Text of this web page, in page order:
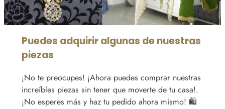
Puedes adquirir algunas de nuestras
piezas
¡No te preocupes! ¡Ahora puedes comprar nuestras
increíbles piezas sin tener que moverte de tu casa!.
¡No esperes más y haz tu pedido ahora mismo! 🛍️